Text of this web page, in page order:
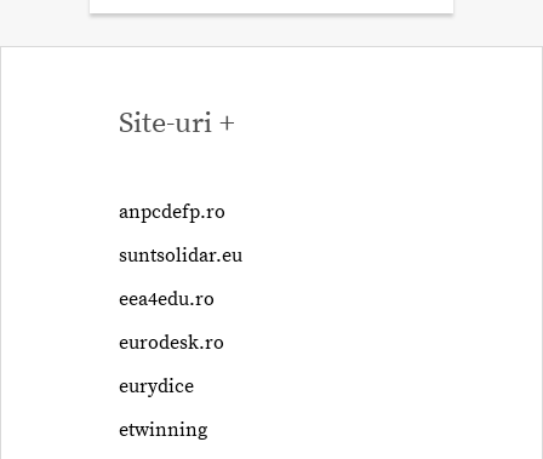
Site-uri +
anpcdefp.ro
suntsolidar.eu
eea4edu.ro
eurodesk.ro
eurydice
etwinning